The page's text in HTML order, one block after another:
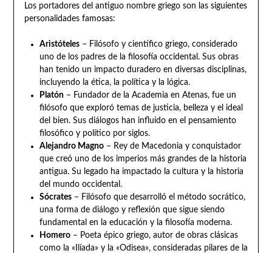
Los portadores del antiguo nombre griego son las siguientes
personalidades famosas:
Aristóteles– Filósofo y científico griego, considerado
uno de los padres de la filosofía occidental. Sus obras
han tenido un impacto duradero en diversas disciplinas,
incluyendo la ética, la política y la lógica.
Platón– Fundador de la Academia en Atenas, fue un
filósofo que exploró temas de justicia, belleza y el ideal
del bien. Sus diálogos han influido en el pensamiento
filosófico y político por siglos.
Alejandro Magno– Rey de Macedonia y conquistador
que creó uno de los imperios más grandes de la historia
antigua. Su legado ha impactado la cultura y la historia
del mundo occidental.
Sócrates– Filósofo que desarrolló el método socrático,
una forma de diálogo y reflexión que sigue siendo
fundamental en la educación y la filosofía moderna.
Homero– Poeta épico griego, autor de obras clásicas
como la «Ilíada» y la «Odisea», consideradas pilares de la